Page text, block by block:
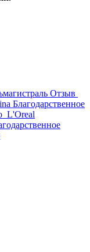
Отзыв
Благодарственное
L'Oreal